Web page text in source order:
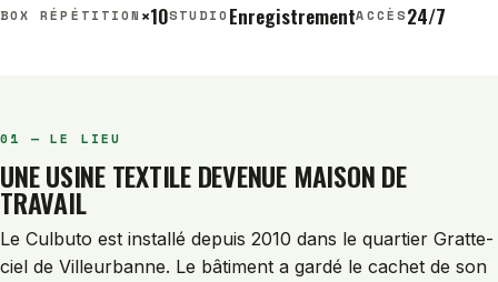
BOX RÉPÉTITION ×10STUDIO EnregistrementACCÈS24/7
01 — LE LIEU
UNE USINE TEXTILE DEVENUE MAISON DE
TRAVAIL
Le Culbuto est installé depuis 2010 dans le quartier Gratte-
ciel de Villeurbanne. Le bâtiment a gardé le cachet de son